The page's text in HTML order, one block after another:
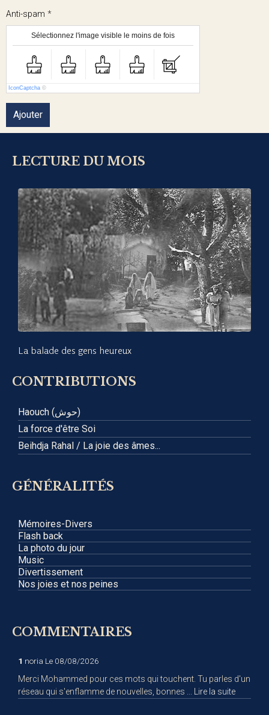
Anti-spam
Sélectionnez l'image visible le moins de fois
IconCaptcha ©
Ajouter
LECTURE DU MOIS
La balade des gens heureux
CONTRIBUTIONS
Haouch (حوش)
La force d'être Soi
Beihdja Rahal / La joie des âmes...
GÉNÉRALITÉS
Mémoires-Divers
Flash back
La photo du jour
Music
Divertissement
Nos joies et nos peines
COMMENTAIRES
1 noria Le 08/08/2026
Merci Mohammed pour ces mots qui touchent. Tu parles d'un
réseau qui s'enflamme de nouvelles, bonnes ...
Lire la suite